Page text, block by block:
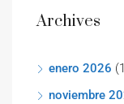
Archives
enero 2026
noviembre